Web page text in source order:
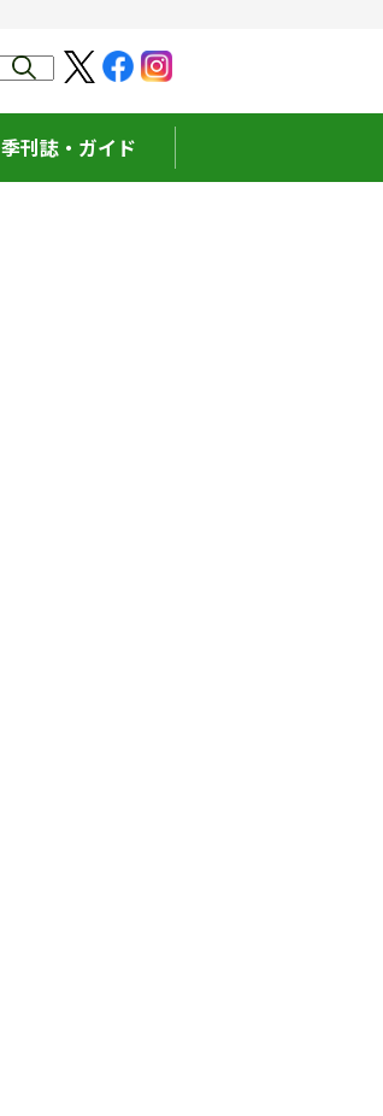
季刊誌・ガイド